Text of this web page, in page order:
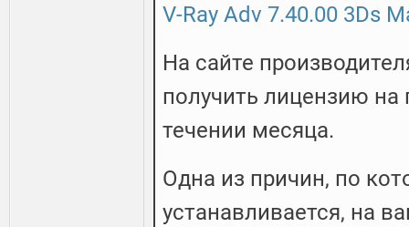
V-Ray Adv 7.40.00 3Ds
На сайте
получить лицензию
течении месяца.
Одна из причин, по
устанавливается, на